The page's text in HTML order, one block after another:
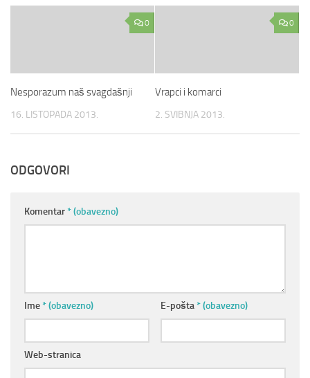
0
Nesporazum naš svagdašnji
16. LISTOPADA 2013.
0
Vrapci i komarci
2. SVIBNJA 2013.
ODGOVORI
Komentar* (obavezno)
Ime* (obavezno) E-pošta* (obavezno)
Web-stranica